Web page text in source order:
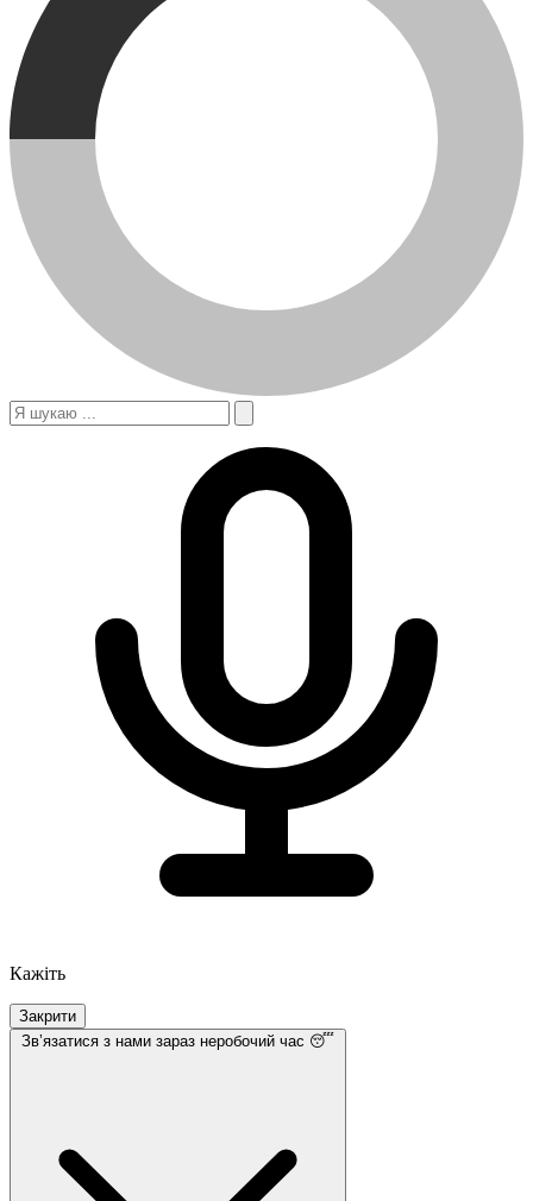
Кажіть
Закрити
Звʼязатися з нами зараз неробочий час 😴